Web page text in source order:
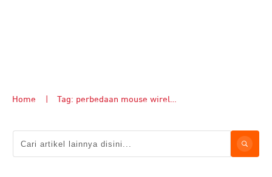
Home Tag: perbedaan mouse wireless vs mouse kabel